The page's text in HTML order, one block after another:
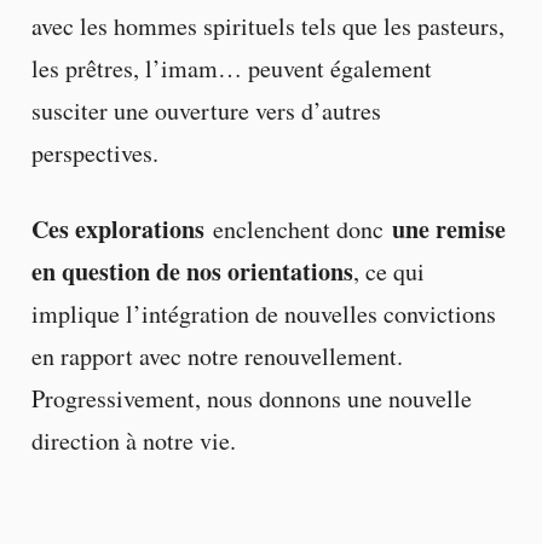
avec les hommes spirituels tels que les pasteurs,
les prêtres, l’imam… peuvent également
susciter une ouverture vers d’autres
perspectives.
Ces explorationsenclenchent donc une remise
en question de nos orientations, ce qui
implique l’intégration de nouvelles convictions
en rapport avec notre renouvellement.
Progressivement, nous donnons une nouvelle
direction à notre vie.